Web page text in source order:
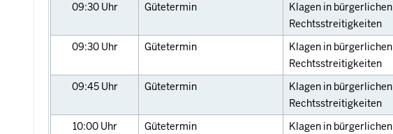
09:30 Uhr Gütetermin
Klagen in bürgerlichen
Rechtsstreitigkeiten
09:30 Uhr Gütetermin
Klagen in bürgerlichen
Rechtsstreitigkeiten
09:45 Uhr Gütetermin
Klagen in bürgerlichen
Rechtsstreitigkeiten
10:00 Uhr Gütetermin
Klagen in bürgerlichen